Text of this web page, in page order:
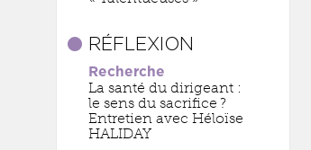
RÉFLEXION
Recherche
La santé du dirigeant :
le sens du sacrifice ?
Entretien avec Héloïse
HALIDAY